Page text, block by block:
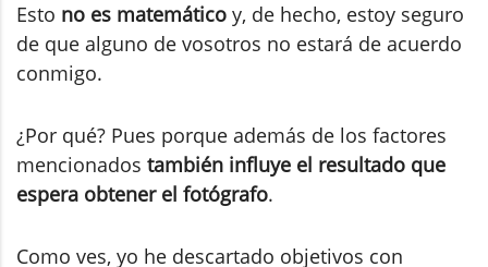
Esto no es matemático y, de hecho, estoy seguro
de que alguno de vosotros no estará de acuerdo
conmigo.
¿Por qué? Pues porque además de los factores
mencionados también influye el resultado que
espera obtener el fotógrafo.
Como ves, yo he descartado objetivos con